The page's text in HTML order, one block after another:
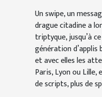
Un swipe, un
drague citadine a
triptyque, jusqu’à
génération d’applis
et avec elles les
Paris, Lyon ou Lille,
de scripts, plus de